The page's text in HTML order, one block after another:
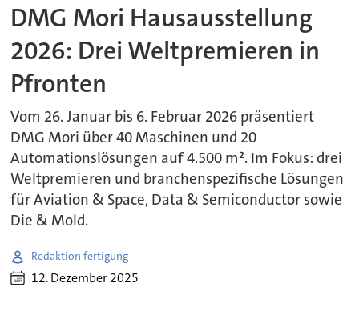
DMG Mori Hausausstellung
2026: Drei Weltpremieren in
Pfronten
Vom 26. Januar bis 6. Februar 2026 präsentiert
DMG Mori über 40 Maschinen und 20
Automationslösungen auf 4.500 m². Im Fokus: drei
Weltpremieren und branchenspezifische Lösungen
für Aviation & Space, Data & Semiconductor sowie
Die & Mold.
Redaktion fertigung
12. Dezember 2025